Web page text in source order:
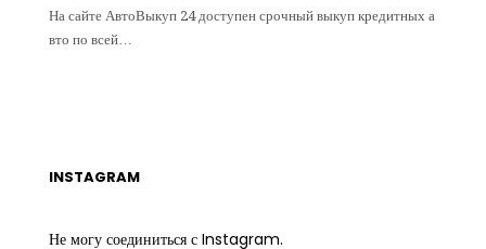
На сайте АвтоВыкуп 24 доступен срочный выкуп кредитных а
вто по всей…
INSTAGRAM
Не могу соединиться с Instagram.